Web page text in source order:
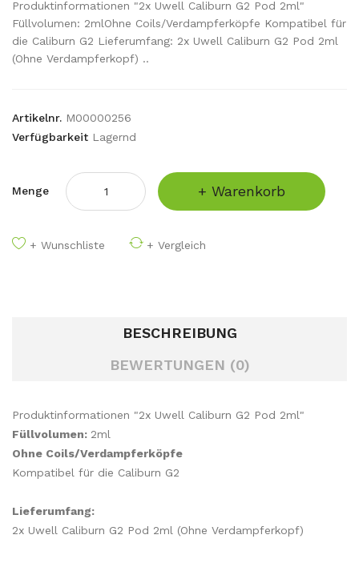
Produktinformationen "2x Uwell Caliburn G2 Pod 2ml"
Füllvolumen: 2mlOhne Coils/Verdampferköpfe Kompatibel für
die Caliburn G2 Lieferumfang: 2x Uwell Caliburn G2 Pod 2ml
(Ohne Verdampferkopf) ..
Artikelnr. M00000256
Verfügbarkeit Lagernd
Menge + Warenkorb
+ Wunschliste + Vergleich
BESCHREIBUNG
BEWERTUNGEN (0)
Produktinformationen "2x Uwell Caliburn G2 Pod 2ml"
Füllvolumen: 2ml
Ohne Coils/Verdampferköpfe
Kompatibel für die Caliburn G2
Lieferumfang:
2x Uwell Caliburn G2 Pod 2ml (Ohne Verdampferkopf)